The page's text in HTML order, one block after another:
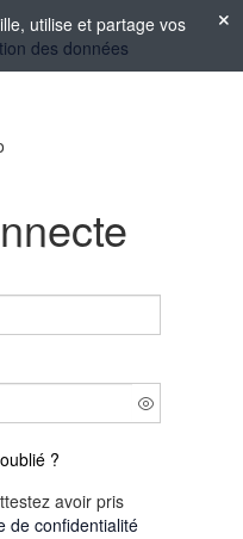
utilise et partage vos
des données
?
avoir pris
de confidentialité